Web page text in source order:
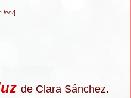
leer]
de Clara Sánchez.